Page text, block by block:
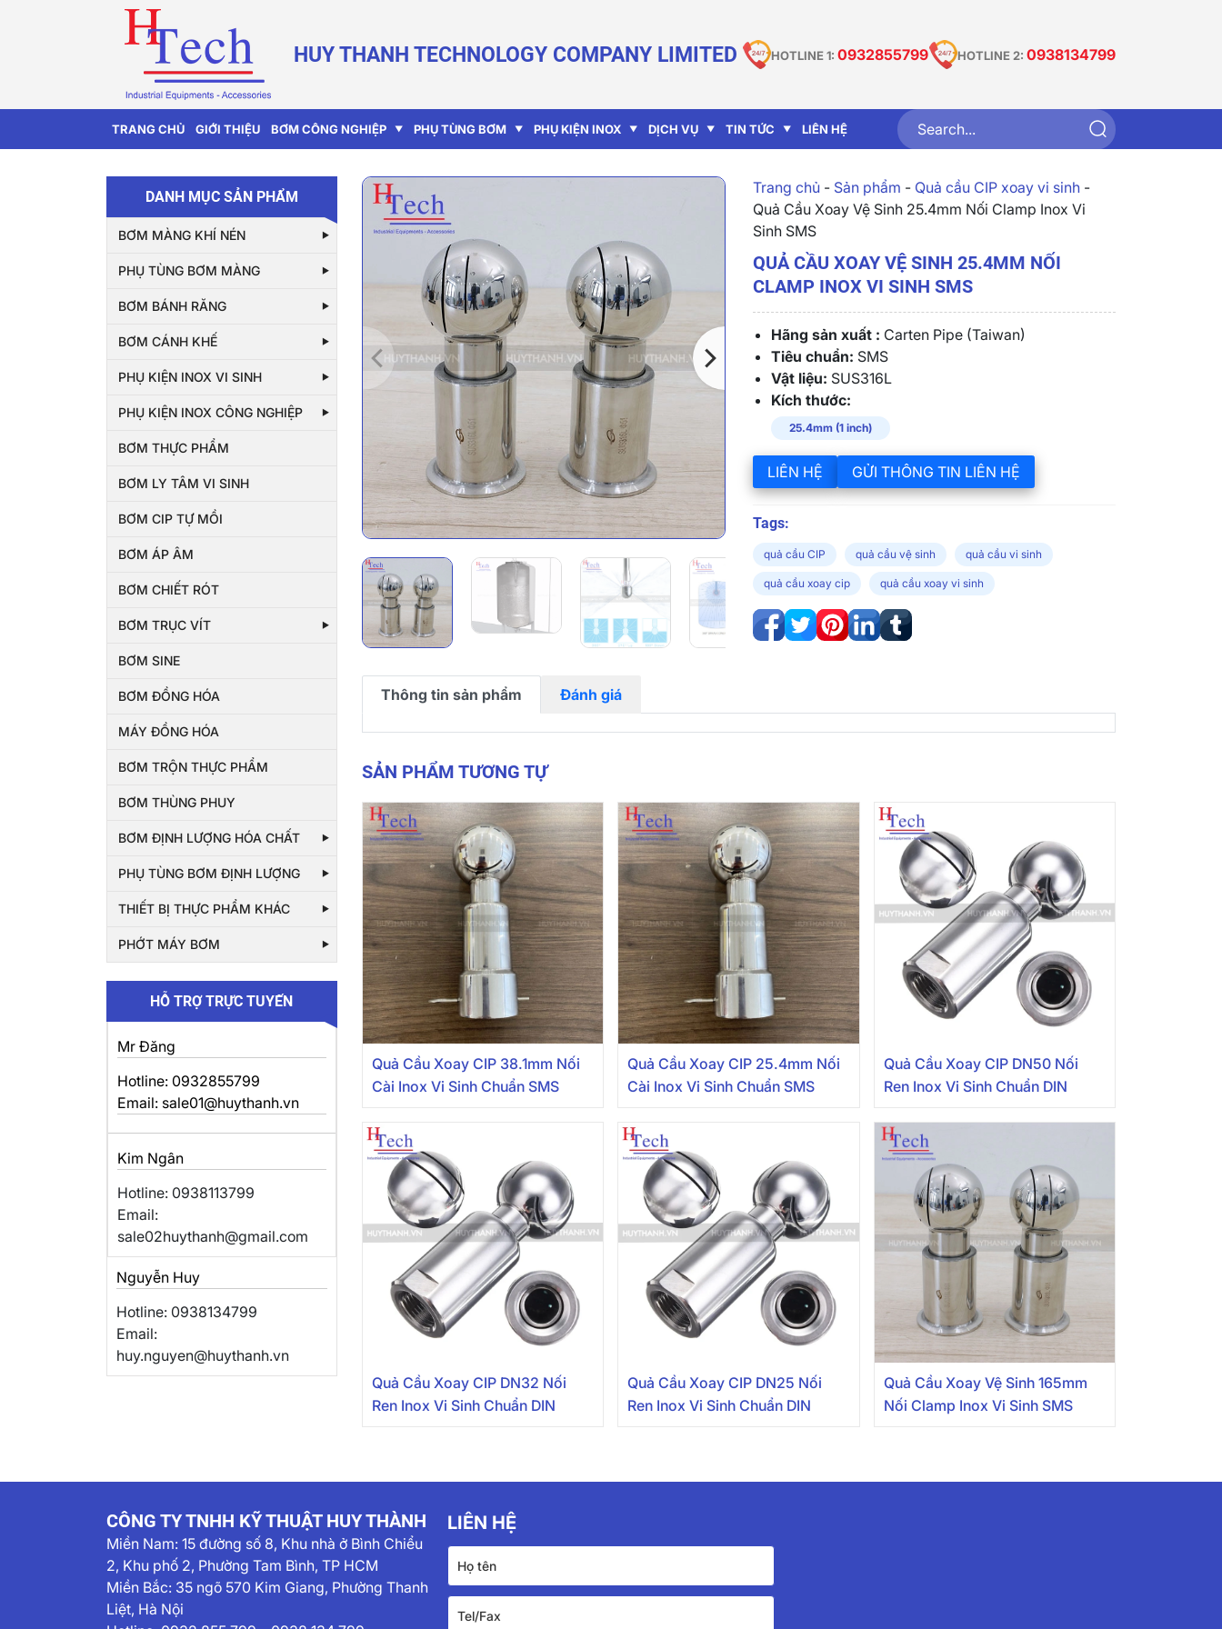
HUY THANH TECHNOLOGY COMPANY LIMITED HOTLINE 1: 0932855799 HOTLINE 2: 0938134799
TRANG CHỦ GIỚI THIỆU BƠM CÔNG NGHIỆP PHỤ TÙNG BƠM PHỤ KIỆN INOX DỊCH VỤ TIN TỨC LIÊN HỆ
DANH MỤC SẢN PHẨM
BƠM MÀNG KHÍ NÉN
PHỤ TÙNG BƠM MÀNG
BƠM BÁNH RĂNG
BƠM CÁNH KHẾ
PHỤ KIỆN INOX VI SINH
PHỤ KIỆN INOX CÔNG NGHIỆP
BƠM THỰC PHẨM
BƠM LY TÂM VI SINH
BƠM CIP TỰ MỒI
BƠM ÁP ÂM
BƠM CHIẾT RÓT
BƠM TRỤC VÍT
BƠM SINE
BƠM ĐỒNG HÓA
MÁY ĐỒNG HÓA
BƠM TRỘN THỰC PHẨM
BƠM THÙNG PHUY
BƠM ĐỊNH LƯỢNG HÓA CHẤT
PHỤ TÙNG BƠM ĐỊNH LƯỢNG
THIẾT BỊ THỰC PHẨM KHÁC
PHỚT MÁY BƠM
HỖ TRỢ TRỰC TUYẾN
Mr Đăng
Hotline: 0932855799
Email: sale01@huythanh.vn
Kim Ngân
Hotline: 0938113799
Email:
sale02huythanh@gmail.com
Nguyễn Huy
Hotline: 0938134799
Email:
huy.nguyen@huythanh.vn
Trang chủ- Sản phẩm - Quả cầu CIP xoay vi sinh-
Quả Cầu Xoay Vệ Sinh 25.4mm Nối Clamp Inox Vi
Sinh SMS
QUẢ CẦU XOAY VỆ SINH 25.4MM NỐI
CLAMP INOX VI SINH SMS
Hãng sản xuất : Carten Pipe (Taiwan)
Tiêu chuẩn: SMS
Vật liệu: SUS316L
Kích thước:
25.4mm (1 inch)
LIÊN HỆ GỬI THÔNG TIN LIÊN HỆ
Tags:
quả cầu CIP quả cầu vệ sinh quả cầu vi sinh
quả cầu xoay cip quả cầu xoay vi sinh
Thông tin sản phẩm Đánh giá
SẢN PHẨM TƯƠNG TỰ
Quả Cầu Xoay CIP 38.1mm Nối
Cài Inox Vi Sinh Chuẩn SMS
Quả Cầu Xoay CIP 25.4mm Nối
Cài Inox Vi Sinh Chuẩn SMS
Quả Cầu Xoay CIP DN50 Nối
Ren Inox Vi Sinh Chuẩn DIN
Quả Cầu Xoay CIP DN32 Nối
Ren Inox Vi Sinh Chuẩn DIN
Quả Cầu Xoay CIP DN25 Nối
Ren Inox Vi Sinh Chuẩn DIN
Quả Cầu Xoay Vệ Sinh 165mm
Nối Clamp Inox Vi Sinh SMS
CÔNG TY TNHH KỸ THUẬT HUY THÀNH
Miền Nam: 15 đường số 8, Khu nhà ở Bình Chiểu
2, Khu phố 2, Phường Tam Bình, TP HCM
Miền Bắc: 35 ngõ 570 Kim Giang, Phường Thanh
Liệt, Hà Nội
LIÊN HỆ